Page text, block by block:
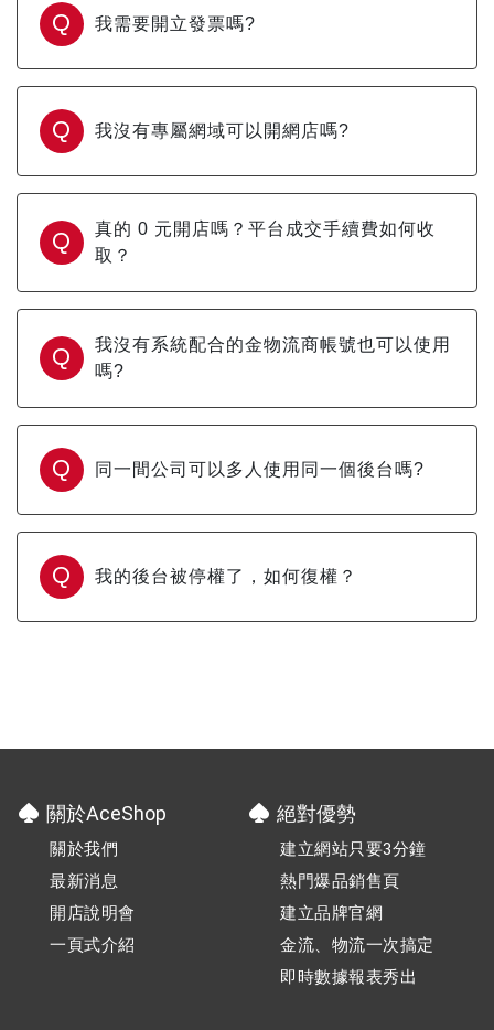
Q 我需要開立發票嗎?
Q 我沒有專屬網域可以開網店嗎?
Q
真的 0 元開店嗎？平台成交手續費如何收
取？
Q
我沒有系統配合的金物流商帳號也可以使用
嗎?
Q 同一間公司可以多人使用同一個後台嗎?
Q 我的後台被停權了，如何復權？
關於AceShop
關於我們
最新消息
開店說明會
一頁式介紹
絕對優勢
建立網站只要3分鐘
熱門爆品銷售頁
建立品牌官網
金流、物流一次搞定
即時數據報表秀出